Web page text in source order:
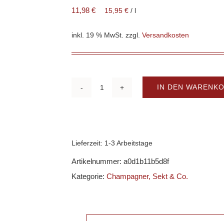
11,98 € 15,95 €/
inkl. 19 % MwSt. zzgl. Versandkosten
Rouge
Menge
IN DEN
Lieferzeit: 1-3 Arbeitstage
Artikelnummer: a0d1b11b5d8f
Kategorie: Champagner, Sekt & Co.